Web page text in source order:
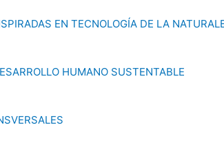
EN TECNOLOGÍA DE LA
HUMANO SUSTENTABLE